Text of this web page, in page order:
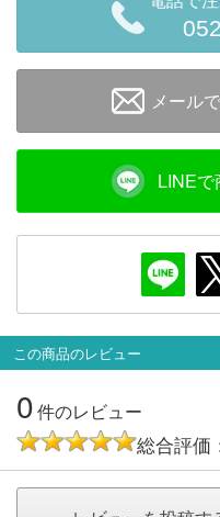
会員ランクについて
レビューについて
©
メール
LINE
この商品のレビュー
0件のレビュー
総合評価